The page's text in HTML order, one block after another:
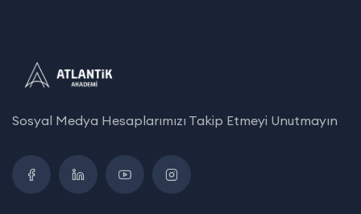
Sosyal Medya Hesaplarımızı Takip Etmeyi Unutmayın